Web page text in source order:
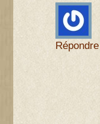
Répondre